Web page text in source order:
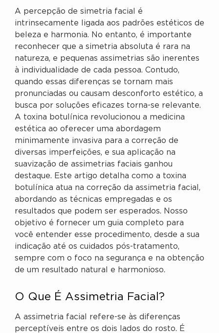
A percepção de simetria facial é
intrinsecamente ligada aos padrões estéticos de
beleza e harmonia. No entanto, é importante
reconhecer que a simetria absoluta é rara na
natureza, e pequenas assimetrias são inerentes
à individualidade de cada pessoa. Contudo,
quando essas diferenças se tornam mais
pronunciadas ou causam desconforto estético, a
busca por soluções eficazes torna-se relevante.
A toxina botulínica revolucionou a medicina
estética ao oferecer uma abordagem
minimamente invasiva para a correção de
diversas imperfeições, e sua aplicação na
suavização de assimetrias faciais ganhou
destaque. Este artigo detalha como a toxina
botulínica atua na correção da assimetria facial,
abordando as técnicas empregadas e os
resultados que podem ser esperados. Nosso
objetivo é fornecer um guia completo para
você entender esse procedimento, desde a sua
indicação até os cuidados pós-tratamento,
sempre com o foco na segurança e na obtenção
de um resultado natural e harmonioso.
O Que É Assimetria Facial?
A assimetria facial refere-se às diferenças
perceptíveis entre os dois lados do rosto. É